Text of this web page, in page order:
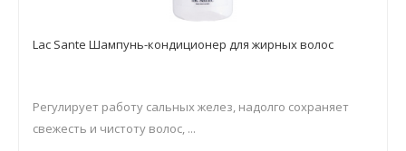
Lac Sante Шампунь-кондиционер для жирных волос
Регулирует работу сальных желез, надолго сохраняет
свежесть и чистоту волос, ...